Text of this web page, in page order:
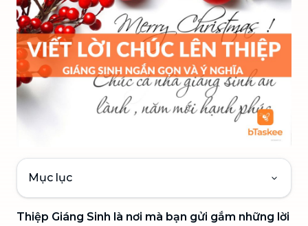
Mục lục
Thiệp Giáng Sinh là nơi mà bạn gửi gắm những lời